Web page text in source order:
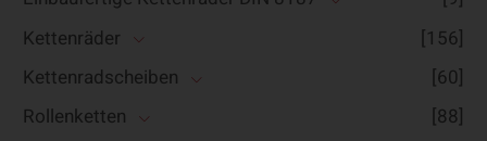
Kettenräder
[156]
Kettenradscheiben
[60]
Rollenketten
[88]